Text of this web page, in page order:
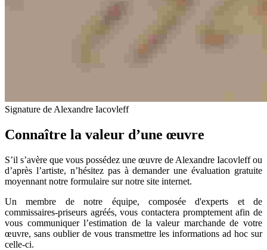
Signature de Alexandre Iacovleff
Connaître la valeur d’une œuvre
S’il s’avère que vous possédez une œuvre de Alexandre Iacovleff ou
d’après l’artiste, n’hésitez pas à demander une évaluation gratuite
moyennant notre formulaire sur notre site internet.
Un membre de notre équipe, composée d'experts et de
commissaires-priseurs agréés, vous contactera promptement afin de
vous communiquer l’estimation de la valeur marchande de votre
œuvre, sans oublier de vous transmettre les informations ad hoc sur
celle-ci.